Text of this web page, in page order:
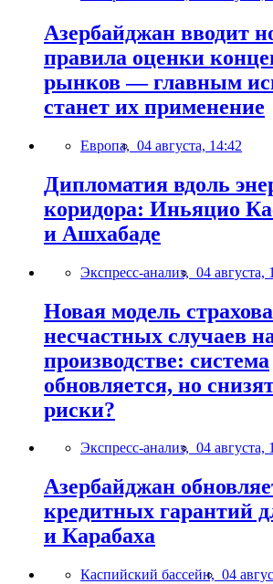
Азербайджан вводит
правила оценки
рынков — главным
станет их применение
Европа, 04 августа, 14:42
Дипломатия вдоль
коридора: Иньяцио
и Ашхабаде
Экспресс-анализ, 04 августа,
Новая модель
несчастных случаев
производстве: система
обновляется, но
риски?
Экспресс-анализ, 04 августа,
Азербайджан
кредитных гарантий
и Карабаха
Каспийский бассейн, 04